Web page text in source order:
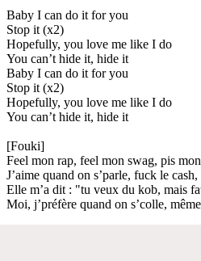
Baby I can do it for you
Stop it (x2)
Hopefully, you love me like I do
You can’t hide it, hide it
Baby I can do it for you
Stop it (x2)
Hopefully, you love me like I do
You can’t hide it, hide it
[Fouki]
Feel mon rap, feel mon swag, pis
J’aime quand on s’parle, fuck le
Elle m’a dit : "tu veux du kob, mais
Moi, j’préfère quand on s’colle,